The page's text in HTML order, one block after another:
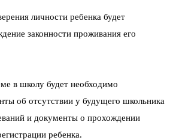
личности ребенка будет
законности проживания его
в школу будет необходимо
об отсутствии у будущего школьника
и документы о прохождении
ребенка.